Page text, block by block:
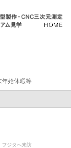
始休暇等
フジタへ来訪